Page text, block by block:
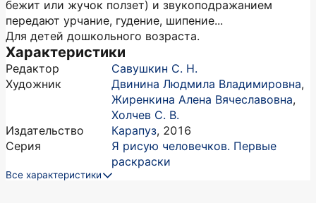
бежит или жучок ползет) и звукоподражанием
передают урчание, гудение, шипение...
Для детей дошкольного возраста.
Характеристики
Редактор
Савушкин С. Н.
Художник
Двинина Людмила Владимировна,
Жиренкина Алена Вячеславовна,
Холчев С. В.
Издательство
Карапуз, 2016
Серия
Я рисую человечков. Первые
раскраски
Все характеристики